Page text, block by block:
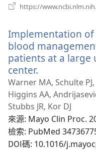
https://
Implementation
blood
patients at a large
center.
啟
新
視
窗）
Warner MA, Schulte
Higgins AA,
Stubbs JR, Kor DJ
來源‎: Mayo Clin Proc.
檢索‎: PubMed
DOI碼‎: 10.1016/